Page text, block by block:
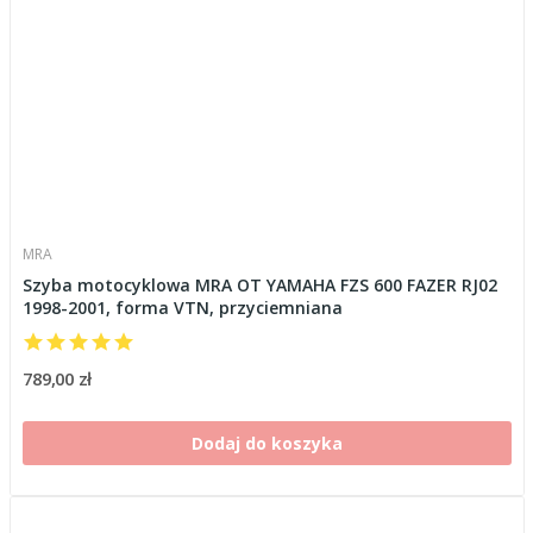
MRA
Szyba motocyklowa MRA OT YAMAHA FZS 600 FAZER RJ02
1998-2001, forma VTN, przyciemniana
789,00 zł
Dodaj do koszyka